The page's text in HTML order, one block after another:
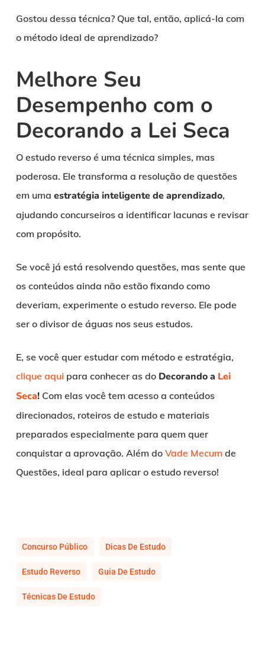
Gostou dessa técnica? Que tal, então, aplicá-la com
o método ideal de aprendizado?
Melhore Seu
Desempenho com o
Decorando a Lei Seca
O estudo reverso é uma técnica simples, mas
poderosa. Ele transforma a resolução de questões
em uma estratégia inteligente de aprendizado,
ajudando concurseiros a identificar lacunas e revisar
com propósito.
Se você já está resolvendo questões, mas sente que
os conteúdos ainda não estão fixando como
deveriam, experimente o estudo reverso. Ele pode
ser o divisor de águas nos seus estudos.
E, se você quer estudar com método e estratégia,
clique aqui para conhecer as do Decorando a Lei
Seca!Com elas você tem acesso a conteúdos
direcionados, roteiros de estudo e materiais
preparados especialmente para quem quer
conquistar a aprovação. Além do Vade Mecum de
Questões, ideal para aplicar o estudo reverso!
Concurso Público Dicas De Estudo
Estudo Reverso Guia De Estudo
Técnicas De Estudo